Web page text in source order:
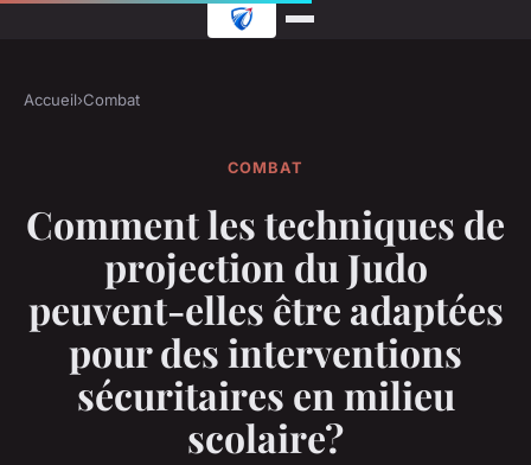
Accueil›Combat
COMBAT
Comment les techniques de
projection du Judo
peuvent-elles être adaptées
pour des interventions
sécuritaires en milieu
scolaire?